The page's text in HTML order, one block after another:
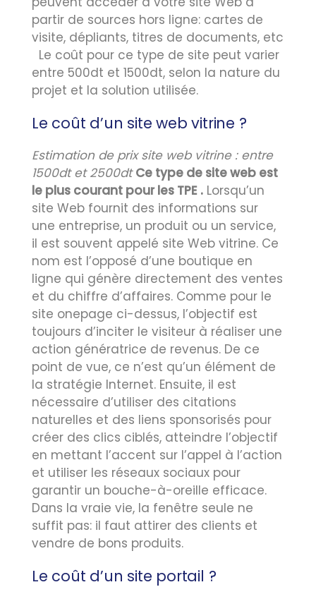
partir de sources hors ligne: cartes de
visite, dépliants, titres de documents, etc
Le coût pour ce type de site peut varier
entre 500dt et 1500dt, selon la nature du
projet et la solution utilisée.
Le coût d’un site web vitrine ?
Estimation de prix site web vitrine : entre
1500dt et 2500dt Ce type de site web est
le plus courant pour les TPE . Lorsqu’un
site Web fournit des informations sur
une entreprise, un produit ou un service,
il est souvent appelé site Web vitrine. Ce
nom est l’opposé d’une boutique en
ligne qui génère directement des ventes
et du chiffre d’affaires. Comme pour le
site onepage ci-dessus, l’objectif est
toujours d’inciter le visiteur à réaliser une
action génératrice de revenus. De ce
point de vue, ce n’est qu’un élément de
la stratégie Internet. Ensuite, il est
nécessaire d’utiliser des citations
naturelles et des liens sponsorisés pour
créer des clics ciblés, atteindre l’objectif
en mettant l’accent sur l’appel à l’action
et utiliser les réseaux sociaux pour
garantir un bouche-à-oreille efficace.
Dans la vraie vie, la fenêtre seule ne
suffit pas: il faut attirer des clients et
vendre de bons produits.
Le coût d’un site portail ?